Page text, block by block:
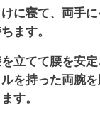
に寝て、両手
ます。
立てて腰を安
を持った両腕
す。